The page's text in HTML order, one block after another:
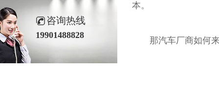
本。
那汽车厂商如何
咨询热线
19901488828